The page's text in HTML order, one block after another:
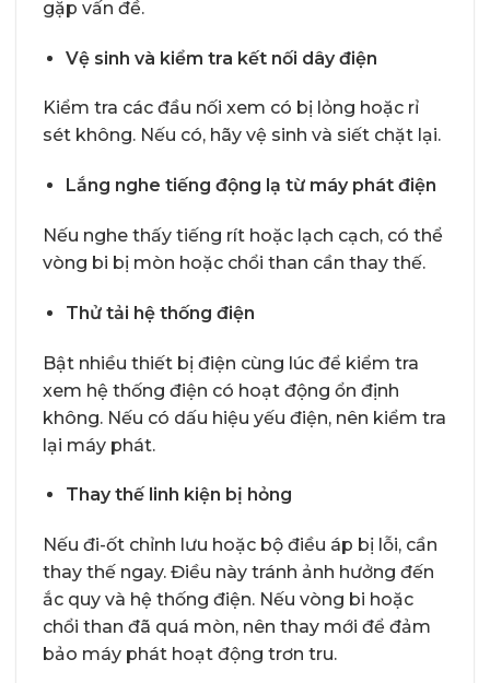
gặp vấn đề.
Vệ sinh và kiểm tra kết nối dây điện
Kiểm tra các đầu nối xem có bị lỏng hoặc rỉ
sét không. Nếu có, hãy vệ sinh và siết chặt lại.
Lắng nghe tiếng động lạ từ máy phát điện
Nếu nghe thấy tiếng rít hoặc lạch cạch, có thể
vòng bi bị mòn hoặc chổi than cần thay thế.
Thử tải hệ thống điện
Bật nhiều thiết bị điện cùng lúc để kiểm tra
xem hệ thống điện có hoạt động ổn định
không. Nếu có dấu hiệu yếu điện, nên kiểm tra
lại máy phát.
Thay thế linh kiện bị hỏng
Nếu đi-ốt chỉnh lưu hoặc bộ điều áp bị lỗi, cần
thay thế ngay. Điều này tránh ảnh hưởng đến
ắc quy và hệ thống điện. Nếu vòng bi hoặc
chổi than đã quá mòn, nên thay mới để đảm
bảo máy phát hoạt động trơn tru.